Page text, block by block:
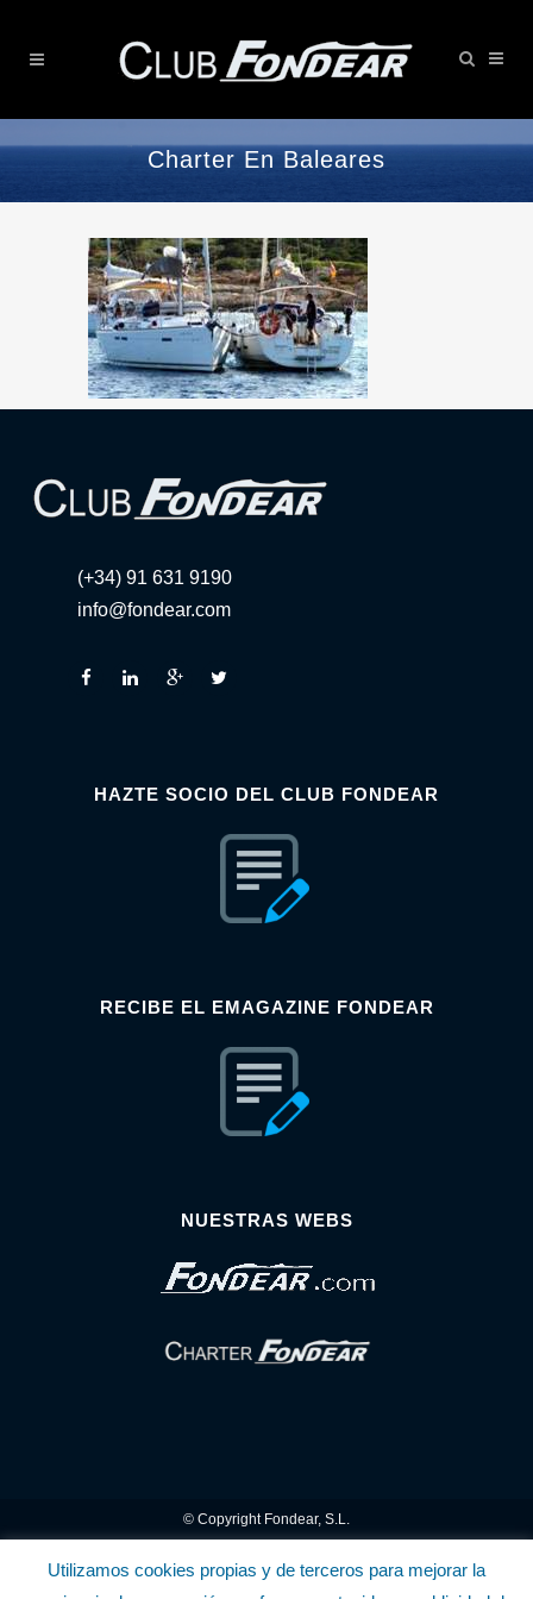
Charter En Baleares
(+34) 91 631 9190
info@fondear.com
HAZTE SOCIO DEL CLUB FONDEAR
RECIBE EL EMAGAZINE FONDEAR
NUESTRAS WEBS
© Copyright Fondear, S.L.
Aunque se consideran exactas, declinamos toda responsabilidad sobre la
Utilizamos cookies propias y de terceros para mejorar la